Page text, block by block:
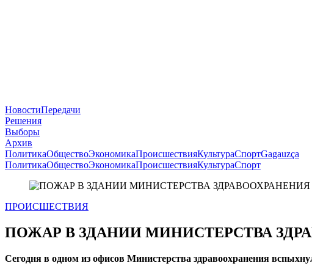
НовостиПередачи
Решения
Выборы
Архив
ПолитикаОбществоЭкономикаПроисшествияКультураСпортGagauzça
ПолитикаОбществоЭкономикаПроисшествияКультураСпорт
ПРОИСШЕСТВИЯ
ПОЖАР В ЗДАНИИ МИНИСТЕРСТВА
Сегодня в одном из офисов Министерства здравоохранения